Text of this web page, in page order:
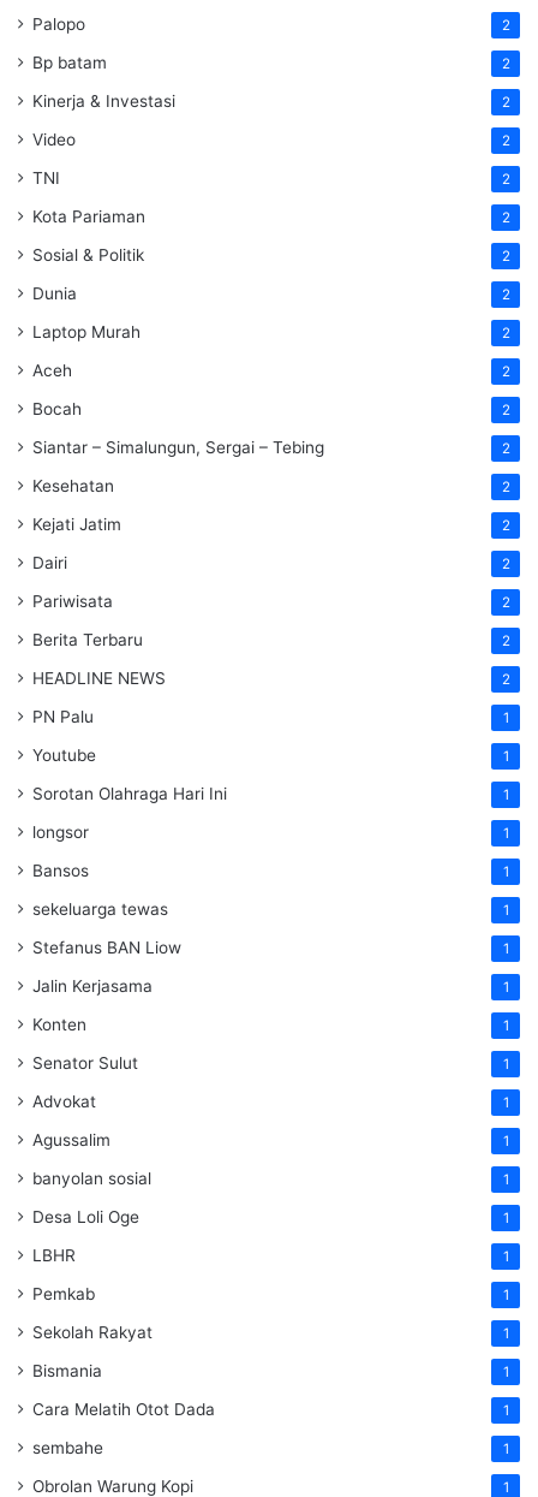
Palopo 2
Bp batam 2
Kinerja & Investasi 2
Video 2
TNI 2
Kota Pariaman 2
Sosial & Politik 2
Dunia 2
Laptop Murah 2
Aceh 2
Bocah 2
Siantar – Simalungun, Sergai – Tebing 2
Kesehatan 2
Kejati Jatim 2
Dairi 2
Pariwisata 2
Berita Terbaru 2
HEADLINE NEWS 2
PN Palu 1
Youtube 1
Sorotan Olahraga Hari Ini 1
longsor 1
Bansos 1
sekeluarga tewas 1
Stefanus BAN Liow 1
Jalin Kerjasama 1
Konten 1
Senator Sulut 1
Advokat 1
Agussalim 1
banyolan sosial 1
Desa Loli Oge 1
LBHR 1
Pemkab 1
Sekolah Rakyat 1
Bismania 1
Cara Melatih Otot Dada 1
sembahe 1
Obrolan Warung Kopi 1